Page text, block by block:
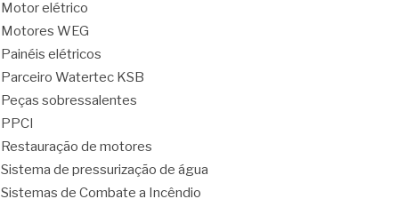
Motor elétrico
Motores WEG
Painéis elétricos
Parceiro Watertec KSB
Peças sobressalentes
PPCI
Restauração de motores
Sistema de pressurização de água
Sistemas de Combate a Incêndio